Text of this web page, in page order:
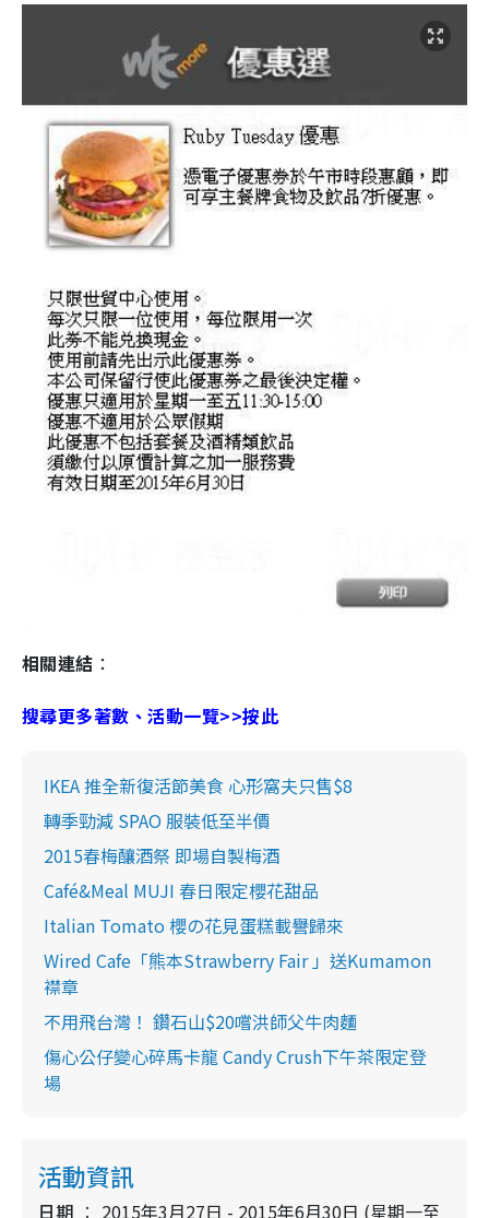
相關連結 ：
搜尋更多著數、活動一覽>>按此
IKEA 推全新復活節美食 心形窩夫只售$8
轉季勁減 SPAO 服裝低至半價
2015春梅釀酒祭 即場自製梅酒
Café&Meal MUJI 春日限定櫻花甜品
Italian Tomato 櫻の花見蛋糕載譽歸來
Wired Cafe「熊本Strawberry Fair 」送Kumamon
襟章
不用飛台灣！ 鑽石山$20嚐洪師父牛肉麵
傷心公仔變心碎馬卡龍 Candy Crush下午茶限定登
場
活動資訊
日期 2015年3月27日 - 2015年6月30日 (星期一至